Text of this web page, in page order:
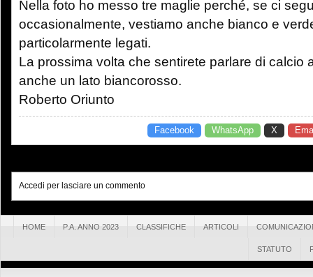
Nella foto ho messo tre maglie perché, se ci
occasionalmente, vestiamo anche bianco e
particolarmente legati.
La prossima volta che sentirete parlare di calcio
anche un lato biancorosso.
Roberto Oriunto
Facebook WhatsApp X
Accedi per lasciare un commento
HOME P.A. ANNO 2023 CLASSIFICHE ARTICOLI
STATUTO